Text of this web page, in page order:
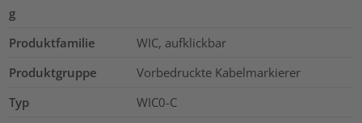
g
Produktfamilie
WIC, aufklickbar
Produktgruppe
Vorbedruckte Kabelmarkierer
Typ
WIC0-C